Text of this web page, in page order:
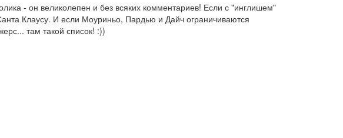
- он великолепен и без всяких комментариев! Если с "инглишем"
Клаусу. И если Моуриньо, Пардью и Дайч ограничиваются
там такой список! :))